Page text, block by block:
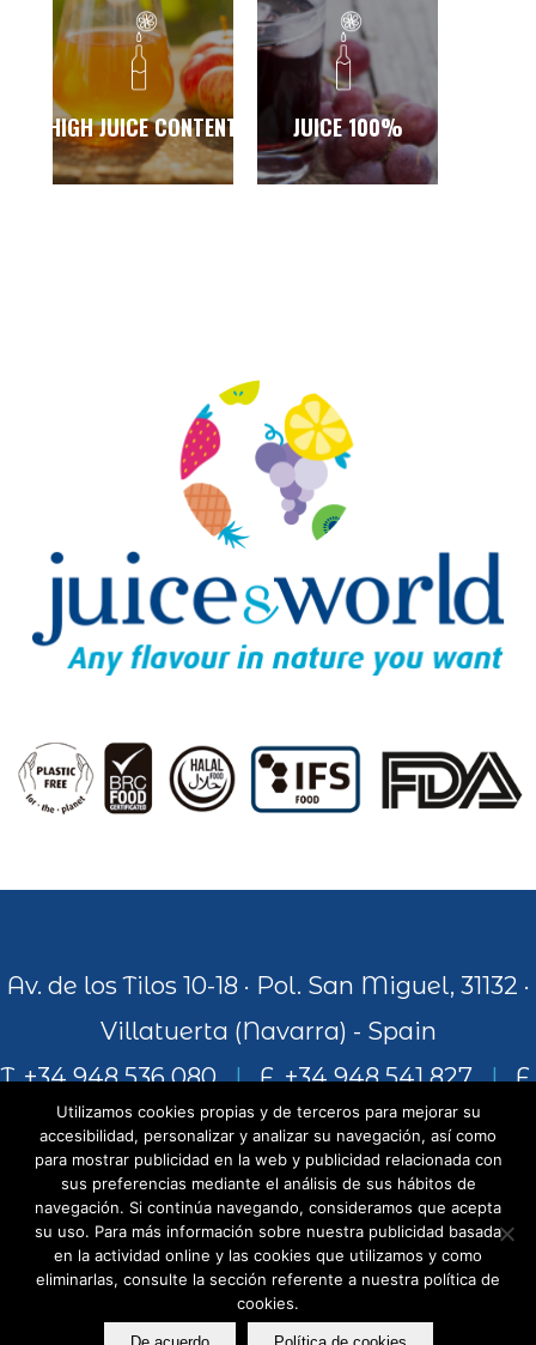
HIGH JUICE CONTENT JUICE 100%
Av. de los Tilos 10-18 · Pol. San Miguel, 31132 ·
Villatuerta (Navarra) - Spain
T. +34 948 536 080 | F. +34 948 541 827 | F.
+34 948 541 306
info@juiceandworld.com
Utilizamos cookies propias y de terceros para mejorar su
accesibilidad, personalizar y analizar su navegación, así como
para mostrar publicidad en la web y publicidad relacionada con
sus preferencias mediante el análisis de sus hábitos de
navegación. Si continúa navegando, consideramos que acepta
su uso. Para más información sobre nuestra publicidad basada
en la actividad online y las cookies que utilizamos y como
eliminarlas, consulte la sección referente a nuestra política de
cookies.